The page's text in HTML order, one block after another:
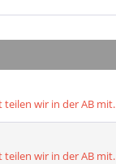
wir in der AB mit.
wir in der AB mit.